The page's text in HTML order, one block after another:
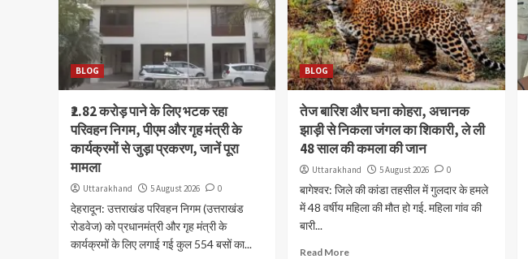
BLOG
₹2.82 करोड़ पाने के लिए भटक रहा
परिवहन निगम, पीएम और गृह मंत्री के
कार्यक्रमों से जुड़ा प्रकरण, जानें पूरा
मामला
Uttarakhand 5 August 2026 0
देहरादून: उत्तराखंड परिवहन निगम (उत्तराखंड
रोडवेज) को प्रधानमंत्री और गृह मंत्री के
कार्यक्रमों के लिए लगाई गई कुल 554 बसों का...
BLOG
तेज बारिश और घना कोहरा, अचानक
झाड़ी से निकला जंगल का शिकारी, ले ली
48 साल की कमला की जान
Uttarakhand 5 August 2026 0
बागेश्वर: जिले की कांडा तहसील में गुलदार के हमले
में 48 वर्षीय महिला की मौत हो गई. महिला गांव की
बारी...
Read More